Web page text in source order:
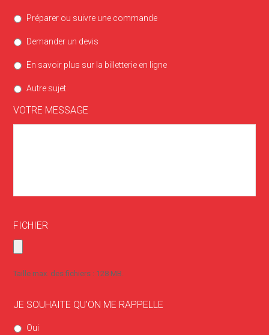
Préparer ou suivre une commande
Demander un devis
En savoir plus sur la billetterie en ligne
Autre sujet
VOTRE MESSAGE
FICHIER
Taille max. des fichiers : 128 MB.
JE SOUHAITE QU'ON ME RAPPELLE
Oui